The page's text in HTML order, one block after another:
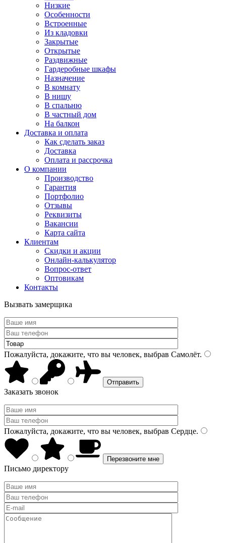
Низкие
Особенности
Встроенные
Из кладовки
Закрытые
Открытые
Раздвижные
Гардеробные шкафы
Назначение
В комнату
В нишу
В спальню
В частный дом
На балкон
Доставка и оплата
Как сделать заказ
Доставка
Оплата и рассрочка
О компании
Производство
Гарантия
Портфолио
Отзывы
Реквизиты
Вакансии
Карта сайта
Клиентам
Скидки и акции
Онлайн-калькулятор
Вопрос-ответ
Оптовикам
Контакты
Вызвать замерщика
Пожалуйста, докажите, что вы человек, выбрав Самолёт.
Заказать звонок
Пожалуйста, докажите, что вы человек, выбрав Сердце.
Письмо директору